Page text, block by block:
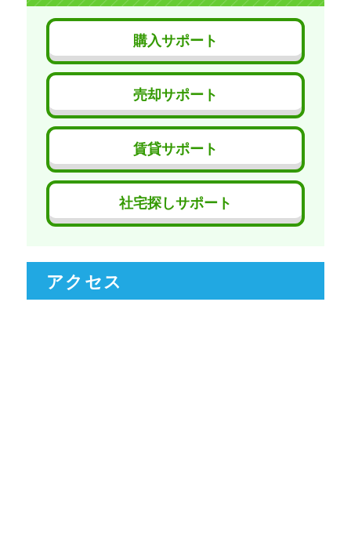
購入サポート
売却サポート
賃貸サポート
社宅探しサポート
アクセス